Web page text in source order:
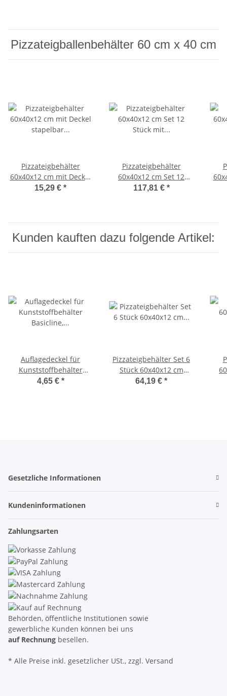
Pizzateigballenbehälter 60 cm x 40 cm
Pizzateigbehälter
60x40x12 cm mit Deckel
stapelbar für Pizzeria
15,29 € *
Pizzateigbehälter
60x40x12 cm Set 12
Stück mit Deckel
117,81 € *
Kunden kauften dazu folgende Artikel:
Auflagedeckel für
Kunststoffbehälter
Basicline, Größe
4,65 € *
Pizzateigbehälter Set 6
Stück 60x40x12 cm
stapelbar für Pizzeria &
64,19 € *
Gesetzliche Informationen
Kundeninformationen
Zahlungsarten
Behörden, öffentliche Institutionen sowie
gewerbliche Kunden können bei uns
auf Rechnung besellen.
* Alle Preise inkl. gesetzlicher USt., zzgl. Versand